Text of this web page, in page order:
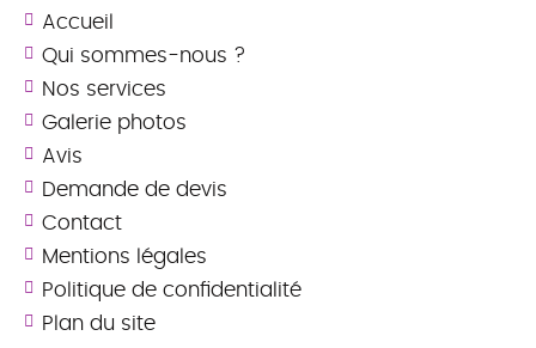
Accueil
Qui sommes-nous ?
Nos services
Galerie photos
Avis
Demande de devis
Contact
Mentions légales
Politique de confidentialité
Plan du site